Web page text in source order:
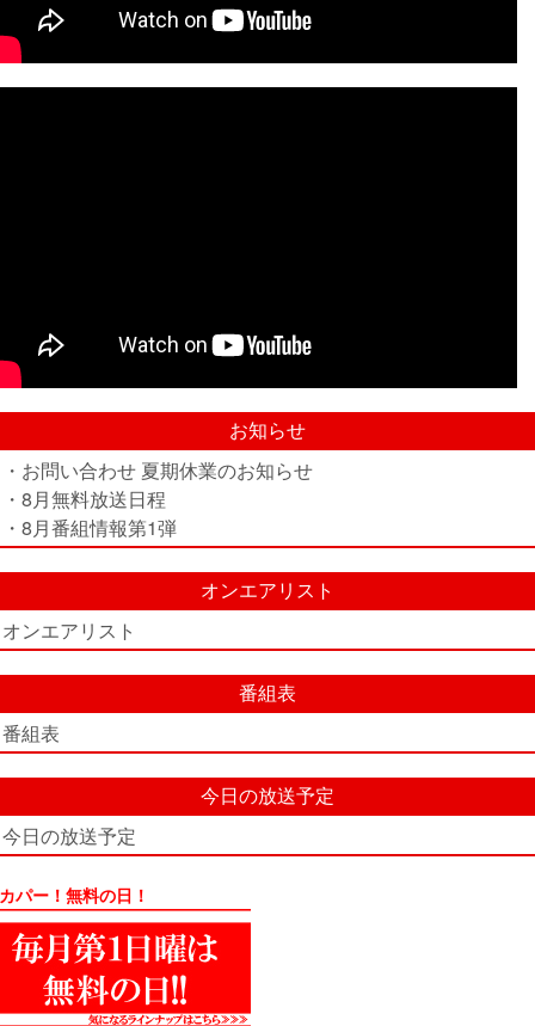
お知らせ
・お問い合わせ 夏期休業のお知らせ
・8月無料放送日程
・8月番組情報第1弾
オンエアリスト
オンエアリスト
番組表
番組表
今日の放送予定
今日の放送予定
パー！無料の日！